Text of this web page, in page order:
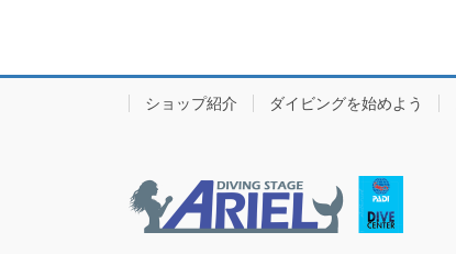
ショップ紹介 ダイビングを始めよう